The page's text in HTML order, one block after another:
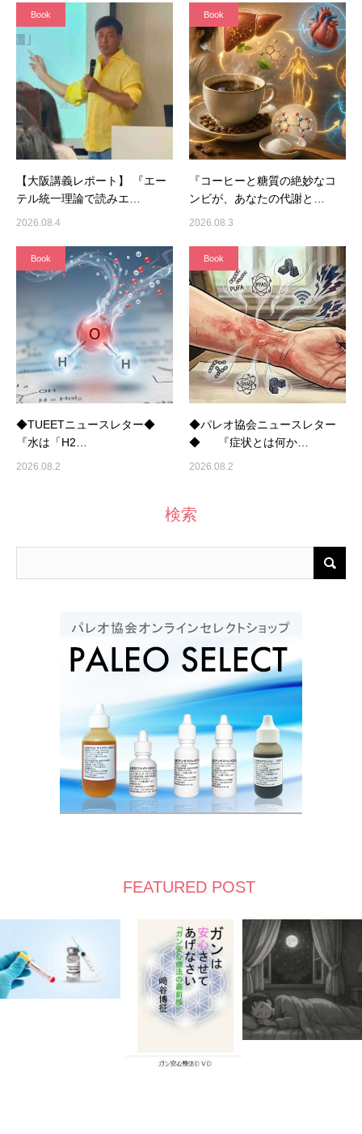
Book
【大阪講義レポート】 『エー
テル統一理論で読みエ…
2026.08.4
Book
『コーヒーと糖質の絶妙なコ
ンビが、あなたの代謝と…
2026.08.3
Book
◆TUEETニュースレター◆
『水は「H2…
2026.08.2
Book
◆パレオ協会ニュースレター
◆ 『症状とは何か…
2026.08.2
検索
FEATURED POST